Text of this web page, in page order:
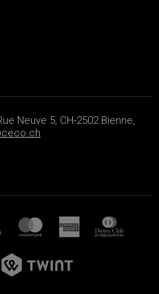
Neuve 5, CH-2502 Bienne,